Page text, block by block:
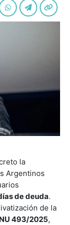
la
Argentinos
de deuda.
de la
493/2025,